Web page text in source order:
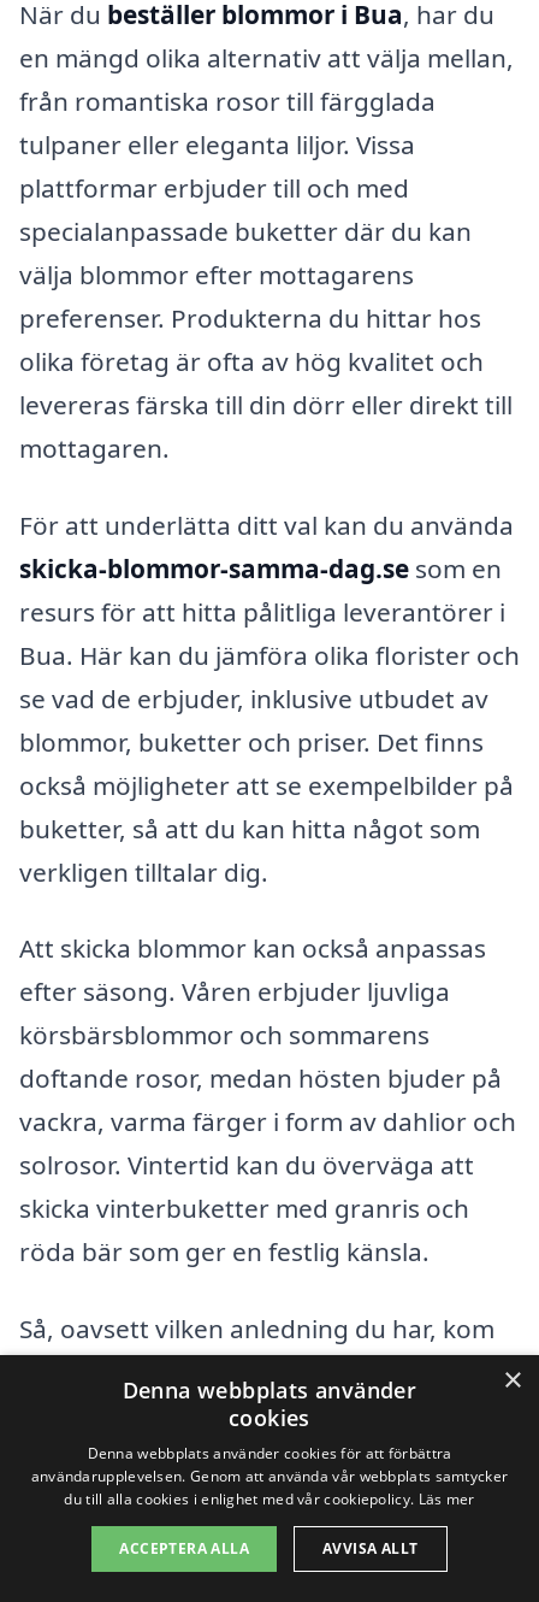
När du beställer blommor i Bua, har du
en mängd olika alternativ att välja mellan,
från romantiska rosor till färgglada
tulpaner eller eleganta liljor. Vissa
plattformar erbjuder till och med
specialanpassade buketter där du kan
välja blommor efter mottagarens
preferenser. Produkterna du hittar hos
olika företag är ofta av hög kvalitet och
levereras färska till din dörr eller direkt till
mottagaren.
För att underlätta ditt val kan du använda
skicka-blommor-samma-dag.se som en
resurs för att hitta pålitliga leverantörer i
Bua. Här kan du jämföra olika florister och
se vad de erbjuder, inklusive utbudet av
blommor, buketter och priser. Det finns
också möjligheter att se exempelbilder på
buketter, så att du kan hitta något som
verkligen tilltalar dig.
Att skicka blommor kan också anpassas
efter säsong. Våren erbjuder ljuvliga
körsbärsblommor och sommarens
doftande rosor, medan hösten bjuder på
vackra, varma färger i form av dahlior och
solrosor. Vintertid kan du överväga att
skicka vinterbuketter med granris och
röda bär som ger en festlig känsla.
Så, oavsett vilken anledning du har, kom
ihåg att blommor har en särskild förmåga
att sprida glädje och värme. Att
blommor i Buakan vara enkelt och
snabbt, och med rätt val kan du göra en
stor skillnad i någons liv.
×
Denna webbplats använder
cookies
Denna webbplats använder cookies för att förbättra
användarupplevelsen. Genom att använda vår webbplats samtycker
du till alla cookies i enlighet med vår cookiepolicy. Läs mer
ACCEPTERA ALLA AVVISA ALLT